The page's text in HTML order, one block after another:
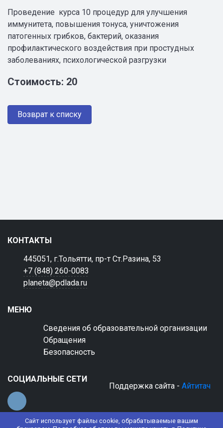
Сайт использует файлы cookie, обрабатываемые вашим
Проведение курса 10 процедур для улучшения
иммунитета, повышения тонуса, уничтожения
патогенных грибков, бактерий, оказания
профилактического воздействия при простудных
заболеваниях, психологической разгрузки
Стоимость: 20
Возврат к списку
КОНТАКТЫ
445051, г.Тольятти, пр-т Ст.Разина, 53
+7 (848) 260-0083
planeta@pdlada.ru
МЕНЮ
Сведения об образовательной организации
Обращения
Безопасность
СОЦИАЛЬНЫЕ СЕТИ
Поддержка сайта - Айтитач